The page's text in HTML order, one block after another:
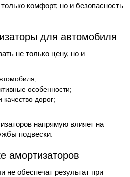
комфорт, но и безопасность
для автомобиля
не только цену, но и
особенности;
качество дорог;
напрямую влияет на
подвески.
амортизаторов
не обеспечат результат при